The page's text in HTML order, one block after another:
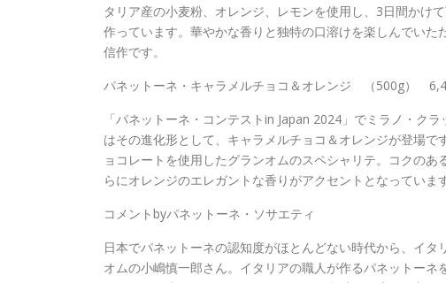
タリア産の小麦粉、オレンジ、レモンを使用し、3日間かけ
作っています。華やかな香りと独特の口溶けを楽しんでいた
信作です。
パネットーネ・キャラメルチョコ＆オレンジ （500g）
「パネットーネ・コンテストin Japan 2024」でミラノ・ク
はその進化形として、キャラメルチョコ＆オレンジが登場
ョコレートを使用したグランオムのスペシャリテ。コクの
らにオレンジのエレガントな香りがアクセントとなっています
コメントbyパネットーネ・ソサエティ
日本でパネットーネの認知度がほとんどない時代から、イ
オムの小嶋慎一郎さん。イタリアの職人が作るパネットー